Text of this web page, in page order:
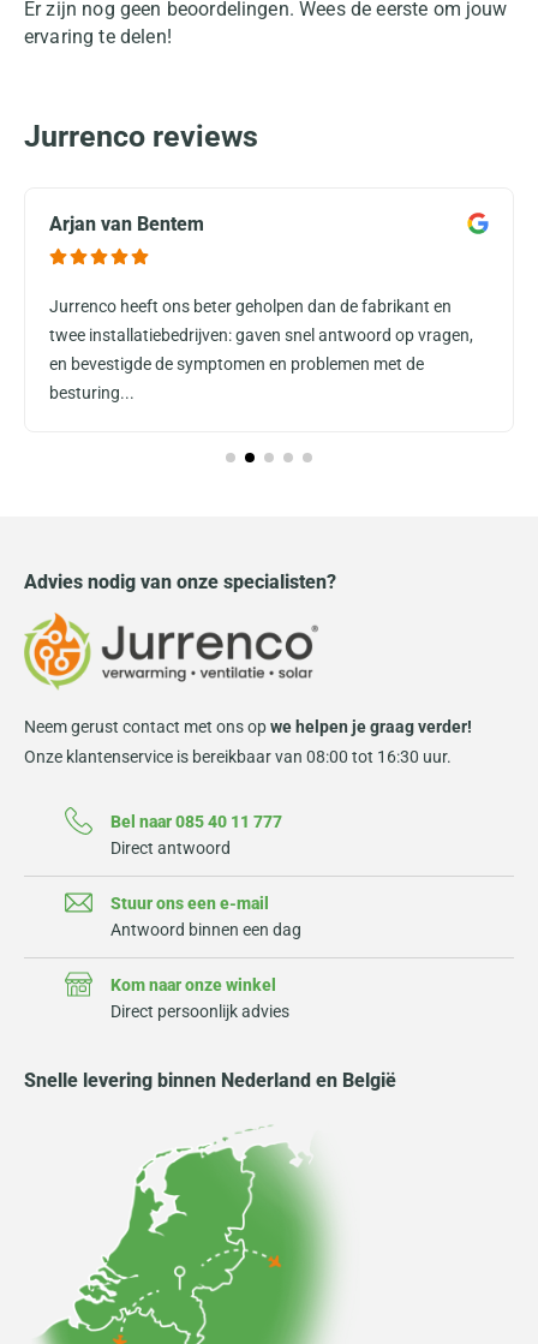
Er zijn nog geen beoordelingen. Wees de eerste om jouw
ervaring te delen!
Jurrenco reviews
Arjan van Bentem
Jurrenco heeft ons beter geholpen dan de fabrikant en
twee installatiebedrijven: gaven snel antwoord op vragen,
en bevestigde de symptomen en problemen met de
besturing...
Advies nodig van onze specialisten?
Neem gerust contact met ons opwe helpen je graag verder!
Onze klantenservice is bereikbaar van 08:00 tot 16:30 uur.
Bel naar 085 40 11 777
Direct antwoord
Stuur ons een e-mail
Antwoord binnen een dag
Kom naar onze winkel
Direct persoonlijk advies
Snelle levering binnen Nederland en België